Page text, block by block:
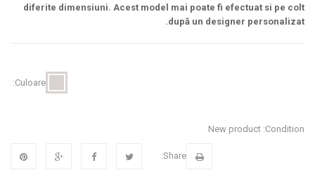
diferite dimensiuni. Acest model mai poate fi efectuat si pe colt
după un designer personalizat.
Culoare:
Condition:
New product
Share: